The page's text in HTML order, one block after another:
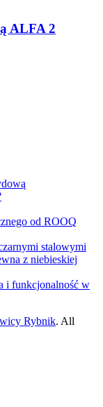
ALFA 2
od ROOQ
i funkcjonalność w
Rybnik. All